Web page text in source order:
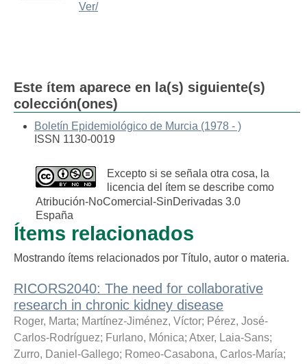
Ver/
Este ítem aparece en la(s) siguiente(s)
colección(ones)
Boletín Epidemiológico de Murcia (1978 - )
ISSN 1130-0019
Excepto si se señala otra cosa, la
licencia del ítem se describe como
Atribución-NoComercial-SinDerivadas 3.0
España
Ítems relacionados
Mostrando ítems relacionados por Título, autor o materia.
RICORS2040: The need for collaborative
research in chronic kidney disease
Roger, Marta; Martínez-Jiménez, Víctor; Pérez, José-
Carlos-Rodríguez; Furlano, Mónica; Atxer, Laia-Sans;
Zurro, Daniel-Gallego; Romeo-Casabona, Carlos-María;